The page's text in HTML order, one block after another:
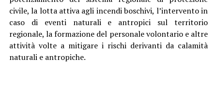
civile, la lotta attiva agli incendi boschivi, l’intervento in
caso di eventi naturali e antropici sul territorio
regionale, la formazione del personale volontario e altre
attività volte a mitigare i rischi derivanti da calamità
naturali e antropiche.